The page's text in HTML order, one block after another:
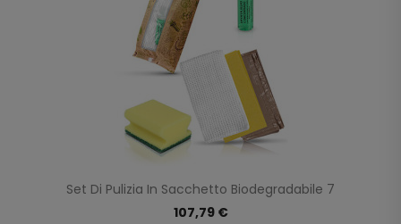
Set Di Pulizia In Sacchetto Biodegradabile 7
107,79 €